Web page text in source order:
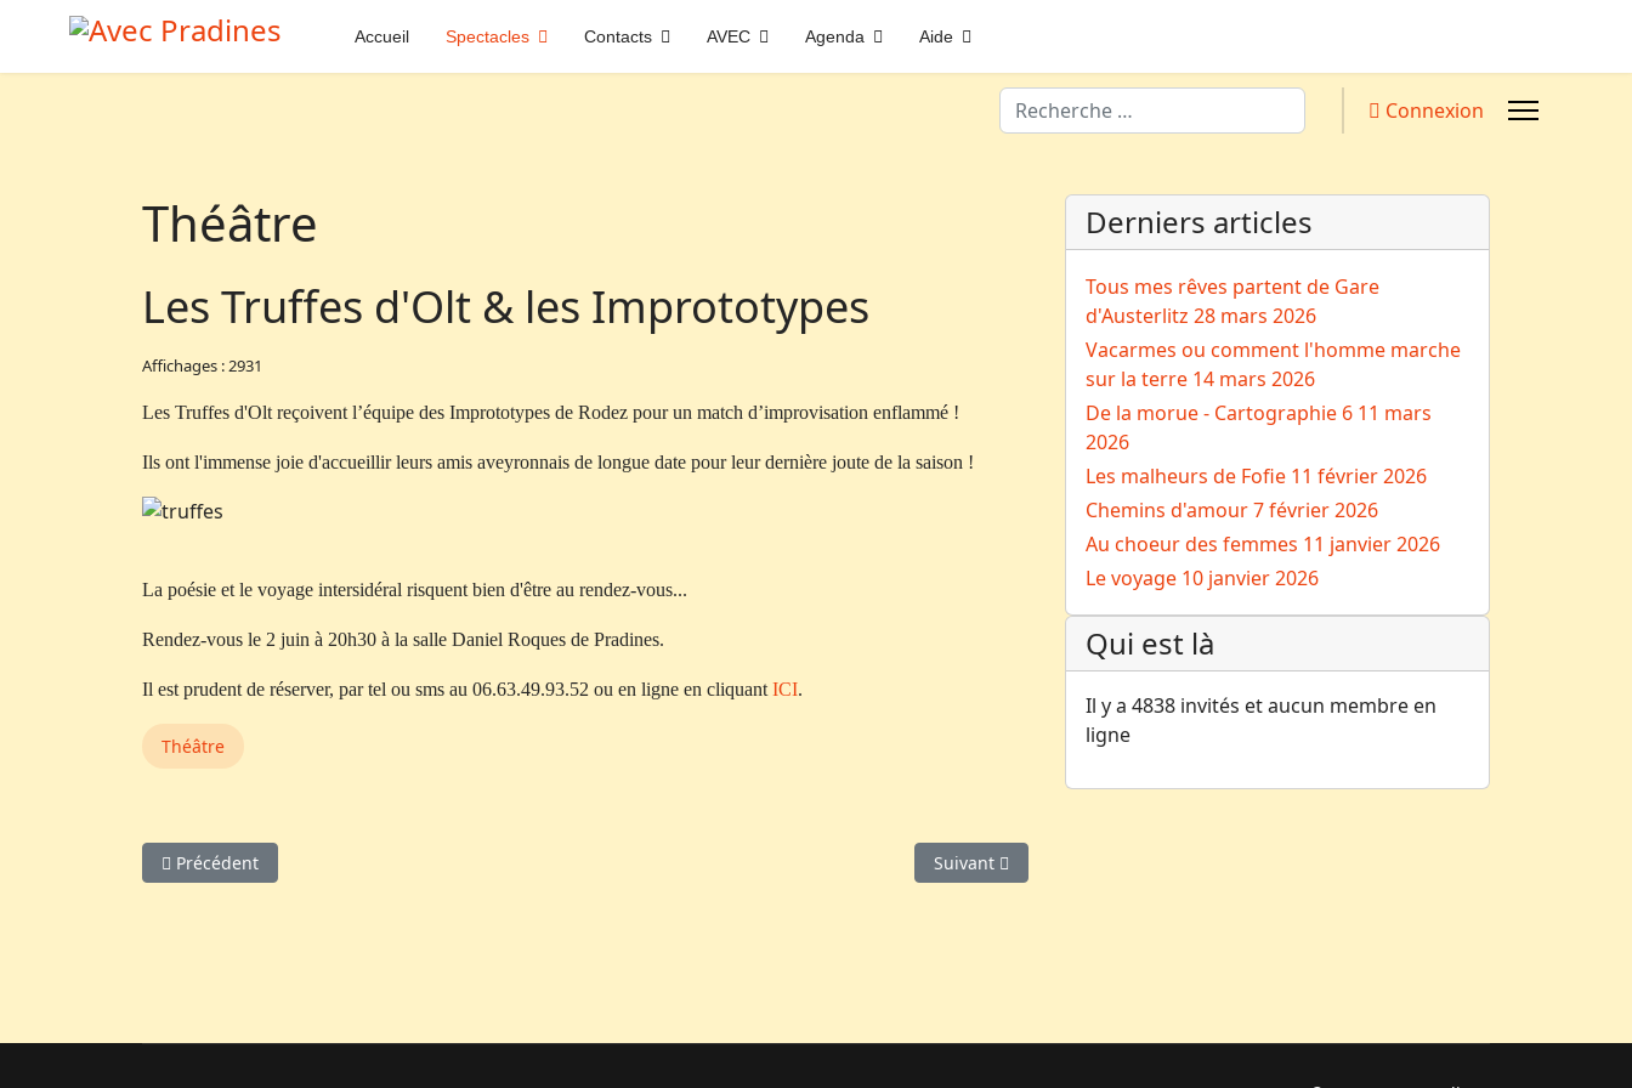
Accueil Spectacles Contacts AVEC Agenda Aide
Valider Connexion
Théâtre
Les Truffes d'Olt & les Imprototypes
Affichages : 2931
Les Truffes d'Olt reçoivent l’équipe des Imprototypes de Rodez pour un match d’improvisation enflammé !
Ils ont l'immense joie d'accueillir leurs amis aveyronnais de longue date pour leur dernière joute de la saison !
La poésie et le voyage intersidéral risquent bien d'être au rendez-vous...
Rendez-vous le 2 juin à 20h30 à la salle Daniel Roques de Pradines.
Il est prudent de réserver, par tel ou sms au 06.63.49.93.52 ou en ligne en cliquant ICI.
Théâtre
Article précédent : Les palmes de M. Schutz
Précédent Article suivant : Jacouti attend la retraite
Suivant
Derniers articles
Tous mes rêves partent de Gare
d'Austerlitz 28 mars 2026
Vacarmes ou comment l'homme marche
sur la terre 14 mars 2026
De la morue - Cartographie 6 11 mars
2026
Les malheurs de Fofie 11 février 2026
Chemins d'amour7 février 2026
Au choeur des femmes 11 janvier 2026
Le voyage 10 janvier 2026
Qui est là
Il y a 4838 invités et aucun membre en
ligne